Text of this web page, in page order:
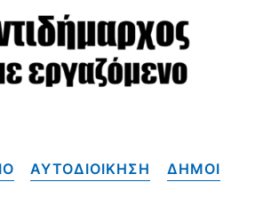
ΑΥΤΟΔΙΟΙΚΗΣΗ ΔΗΜΟΙ